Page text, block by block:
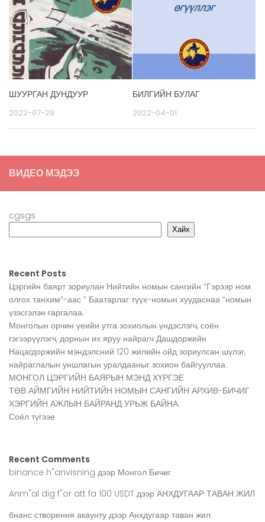
ШУУРГАН ДУНДУУР
2022-07-29
БИЛГИЙН БУЛАГ
2022-04-01
ВИДЕО МЭДЭЭ
cgsgs
Хайх
Recent Posts
Цэргийн баярт зориулан Нийтийн номын сангийн “Гэрээр ном
олгох танхим”-аас ” Баатарлаг түүх-номын хуудаснаа “номын
үзэсгэлэн гаргалаа.
Монголын орчин үеийн утга зохиолын үндэслэгч, соён
гэгээрүүлэгч, дорнын их яруу найрагч Дашдоржийн
Нацагдоржийн мэндэлсний 120 жилийн ойд зориулсан шүлэг,
найраглалын уншлагын уралдааныг зохион байгууллаа.
МОНГОЛ ЦЭРГИЙН БАЯРЫН МЭНД ХҮРГЭЕ
ТӨВ АЙМГИЙН НИЙТИЙН НОМЫН САНГИЙН АРХИВ-БИЧИГ
ХЭРГИЙН АЖЛЫН БАЙРАНД УРЬЖ БАЙНА.
Соёл түгээе
Recent Comments
binance h"anvisning дээр Монгол Бичиг
Anm"al dig f"or att fa 100 USDT дээр АНХДУГААР ТАВАН ЖИЛ
бнанс створення акаунту дээр Анхдугаар таван жил